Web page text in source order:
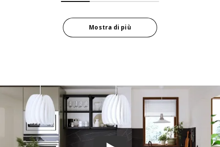
ENKÖPING, Anta a vetro, bianco effetto legno, 40x40 cm
ENKÖPING, Anta a vetro, bianco effetto legno, 30x100 cm
Opzione: ASKERSUND, Anta,
Opzione: ASKERSUND, Anta,
Mostra di più